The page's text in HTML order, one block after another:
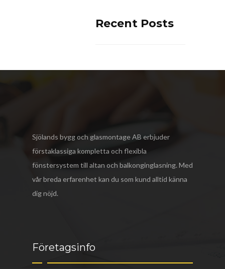
Recent Posts
Sjölands bygg och glasmontage AB erbjuder
förstaklassiga kompletta och flexibla
fönstersystem till altan och balkonginglasning. Med
vår breda erfarenhet kan du som kund alltid känna
dig nöjd.
Företagsinfo